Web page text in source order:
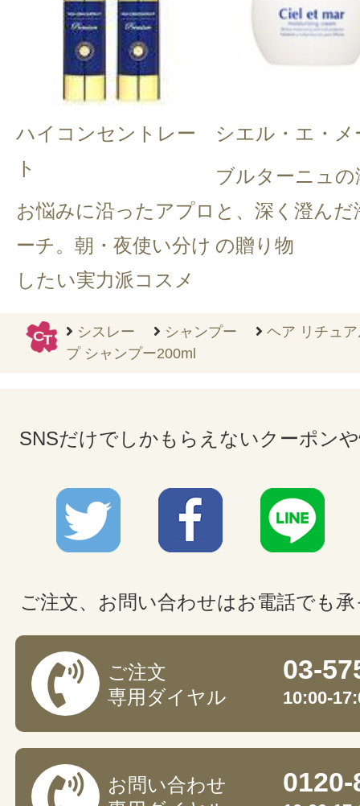
ハイコンセントレー
ト
お悩みに沿ったアプロ
ーチ。朝・夜使い分け
したい実力派コスメ
シエル・エ・メ
ブルターニュの
と、深く澄んだ
の贈り物
シスレー シャンプー
ヘア リチュ
プ シャンプー200ml
SNSだけでしかもらえないクーポン
ご注文、お問い合わせはお電話でも
ご注文
専用ダイヤル
03-
10:00-
お問い合わせ